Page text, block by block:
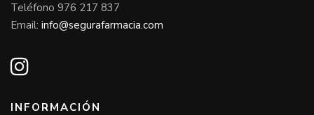
Teléfono 976 217 837
Email: info@segurafarmacia.com
INFORMACIÓN